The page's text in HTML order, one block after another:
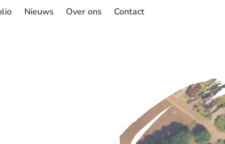
Nieuws Over ons Contact